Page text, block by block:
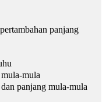
panjang
mula
panjang mula-mula